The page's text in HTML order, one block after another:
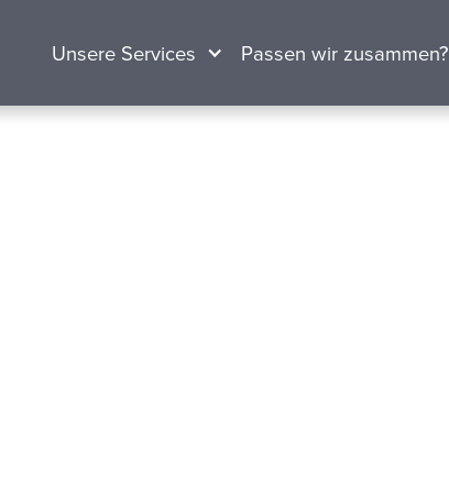
Unsere Services Passen wir zusammen?